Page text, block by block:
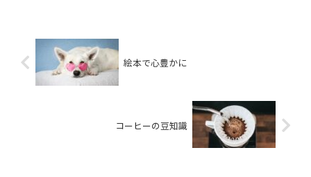
絵本で心豊かに
コーヒーの豆知識